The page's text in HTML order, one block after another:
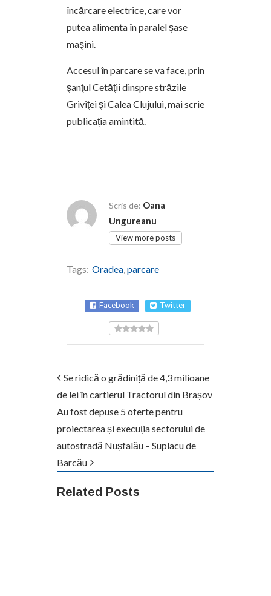
încărcare electrice, care vor
putea alimenta în paralel şase
maşini.
Accesul în parcare se va face, prin
şanţul Cetăţii dinspre străzile
Griviţei şi Calea Clujului, mai scrie
publicația amintită.
Scris de: Oana
Ungureanu
View more posts
Tags: Oradea,parcare
Facebook Twitter
Se ridică o grădiniță de 4,3 milioane
de lei în cartierul Tractorul din Brașov
Au fost depuse 5 oferte pentru
proiectarea și execuția sectorului de
autostradă Nușfalău – Suplacu de
Barcău
Related Posts